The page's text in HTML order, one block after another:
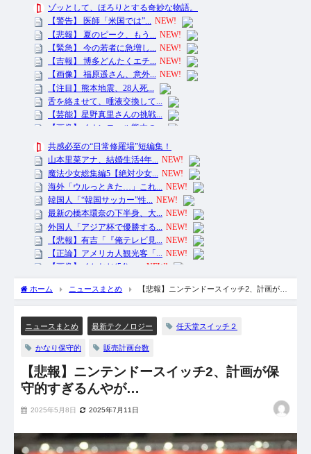
ホーム ニュースまとめ
【悲報】ニンテンドースイッチ2、計画が保
ニュースまとめ 最新テクノロジー 任天堂スイッチ２
かなり保守的 販売計画台数
【悲報】ニンテンドースイッチ2、計画が保
守的すぎるんやが…
2025年5月8日 2025年7月11日